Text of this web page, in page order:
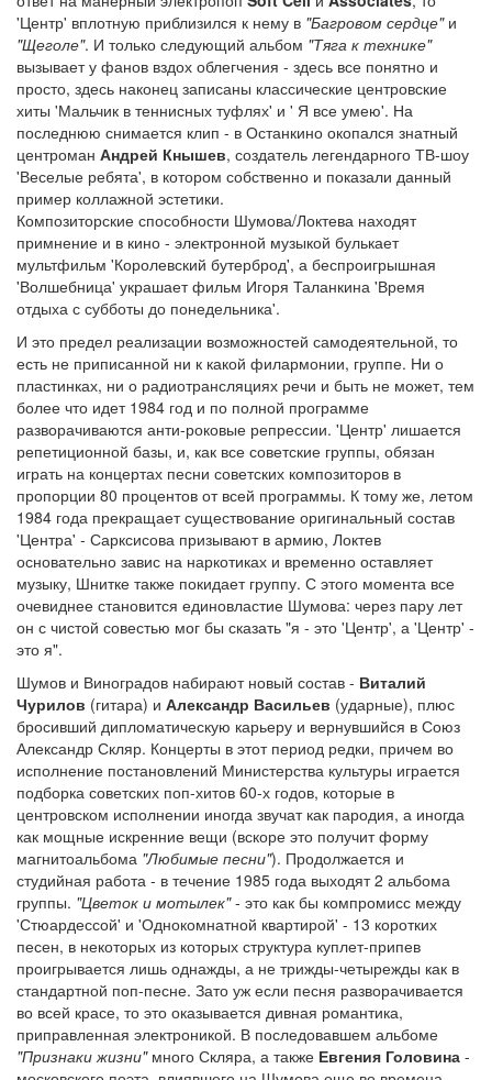
'Центр' вплотную приблизился к нему в "Багровом сердце"и
"Щеголе". И только следующий альбом "Тяга к технике"
вызывает у фанов вздох облегчения - здесь все понятно и
просто, здесь наконец записаны классические центровские
хиты 'Мальчик в теннисных туфлях' и ' Я все умею'. На
последнюю снимается клип - в Останкино окопался знатный
центроман Андрей Кнышев, создатель легендарного ТВ-шоу
'Веселые ребята', в котором собственно и показали данный
пример коллажной эстетики.
Композиторские способности Шумова/Локтева находят
примнение и в кино - электронной музыкой булькает
мультфильм 'Королевский бутерброд', а беспроигрышная
'Волшебница' украшает фильм Игоря Таланкина 'Время
отдыха с субботы до понедельника'.
И это предел реализации возможностей самодеятельной, то
есть не приписанной ни к какой филармонии, группе. Ни о
пластинках, ни о радиотрансляциях речи и быть не может, тем
более что идет 1984 год и по полной программе
разворачиваются анти-роковые репрессии. 'Центр' лишается
репетиционной базы, и, как все советские группы, обязан
играть на концертах песни советских композиторов в
пропорции 80 процентов от всей программы. К тому же, летом
1984 года прекращает существование оригинальный состав
'Центра' - Сарксисова призывают в армию, Локтев
основательно завис на наркотиках и временно оставляет
музыку, Шнитке также покидает группу. С этого момента все
очевиднее становится единовластие Шумова: через пару лет
он с чистой совестью мог бы сказать "я - это 'Центр', а 'Центр' -
это я".
Шумов и Виноградов набирают новый состав - Виталий
Чурилов (гитара) и Александр Васильев (ударные), плюс
бросивший дипломатическую карьеру и вернувшийся в Союз
Александр Скляр. Концерты в этот период редки, причем во
исполнение постановлений Министерства культуры играется
подборка советских поп-хитов 60-х годов, которые в
центровском исполнении иногда звучат как пародия, а иногда
как мощные искренние вещи (вскоре это получит форму
магнитоальбома "Любимые песни"). Продолжается и
студийная работа - в течение 1985 года выходят 2 альбома
группы. "Цветок и мотылек"- это как бы компромисс между
'Стюардессой' и 'Однокомнатной квартирой' - 13 коротких
песен, в некоторых из которых структура куплет-припев
проигрывается лишь однажды, а не трижды-четырежды как в
стандартной поп-песне. Зато уж если песня разворачивается
во всей красе, то это оказывается дивная романтика,
приправленная электроникой. В последовавшем альбоме
"Признаки жизни"много Скляра, а также Евгения Головина -